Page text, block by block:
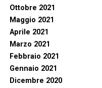
Ottobre 2021
Maggio 2021
Aprile 2021
Marzo 2021
Febbraio 2021
Gennaio 2021
Dicembre 2020